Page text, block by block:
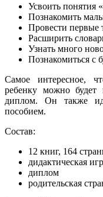
Усвоить понятия
Познакомить
Провести первые
Расширить
Узнать много
Познакомиться с
Самое интересное,
ребенку можно будет
диплом. Он также
пособием.
Состав:
12 книг, 164
дидактическая
диплом
родительская